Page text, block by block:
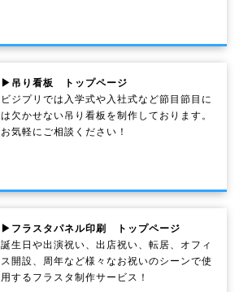
▶吊り看板 トップページ
ビジプリでは入学式や入社式など節目節目に
は欠かせない吊り看板を制作しております。
お気軽にご相談ください！
▶フラスタパネル印刷 トップページ
誕生日や出演祝い、出店祝い、転居、オフィ
ス開設、周年など様々なお祝いのシーンで使
用するフラスタ制作サービス！